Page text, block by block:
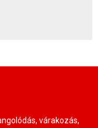
várakozás,